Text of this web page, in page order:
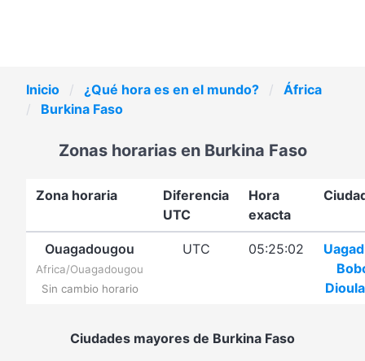
Inicio ¿Qué hora es en el mundo?
África
Burkina Faso
Zonas horarias en Burkina Faso
Zona horaria
Diferencia
UTC
Hora
exacta
Ouagadougou
Africa/Ouagadougou
Sin cambio horario
UTC 05:25:02
Ciudades mayores de Burkina Faso